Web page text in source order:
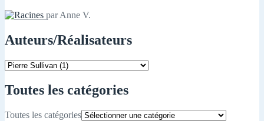
par Anne V.
Auteurs/Réalisateurs
Toutes les catégories
Toutes les catégories